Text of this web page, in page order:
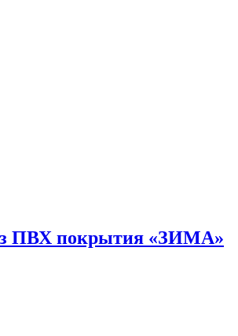
ПВХ покрытия «ЗИМА»